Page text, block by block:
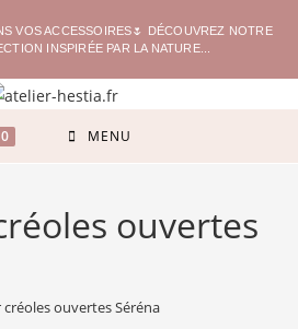
VOS ACCESSOIRES🌷 DÉCOUVREZ NOTRE
INSPIRÉE PAR LA NATURE...
0 MENU
ouvertes
créoles ouvertes Séréna